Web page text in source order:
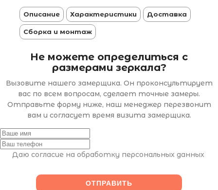
Описание Характеристики Доставка
Сборка и монтаж
Не можете определиться с
размерами зеркала?
Вызовите нашего замерщика. Он проконсультирует
вас по всем вопросам, сделает точные замеры.
Отправьте форму ниже, наш менеджер перезвонит
вам и согласует время визита замерщика.
Даю согласие на обработку персональных данных